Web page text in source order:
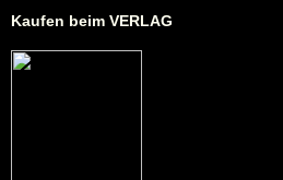
Kaufen beim VERLAG